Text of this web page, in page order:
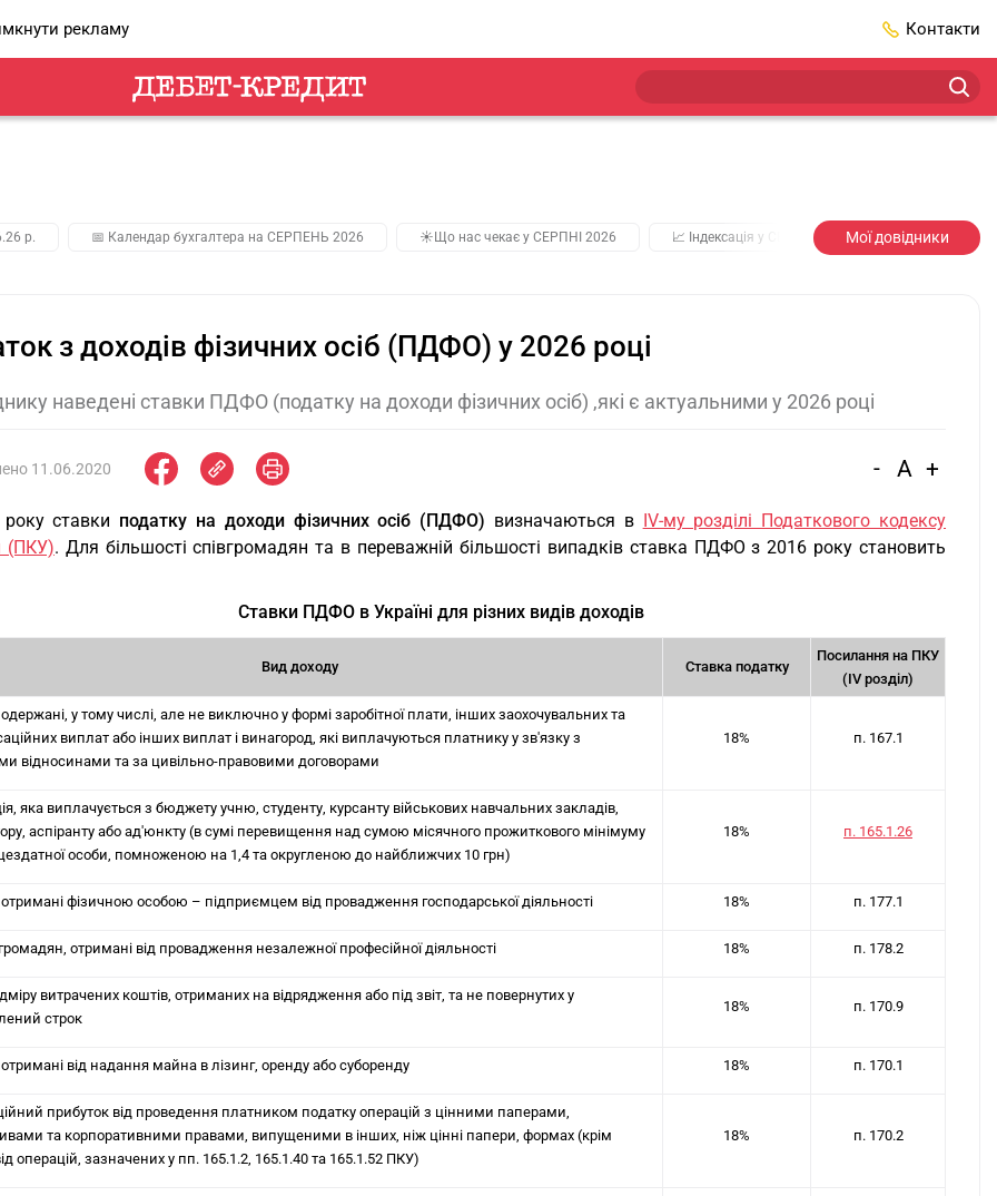
рекламу Контакти
р. 📅 Календар бухгалтера на СЕРПЕНЬ 2026 ☀️Що нас чекає у СЕРПНІ 2026 📈 Індексація у СЕРПНІ 2️⃣0️⃣2️⃣7️⃣ Усі
Мої довідники
з доходів фізичних осіб (ПДФО) у 2026 році
наведені ставки ПДФО (податку на доходи фізичних осіб) ,які є актуальними у 2026 році
11.06.2020 - A +
ставки податку на доходи фізичних осіб (ПДФО) визначаються в IV-му розділі Податкового кодексу
(ПКУ). Для більшості співгромадян та в переважній більшості випадків ставка ПДФО з 2016 року становить
Ставки ПДФО в Україні для різних видів доходів
Вид доходу Ставка податку
Посилання на ПКУ
(IV розділ)
у тому числі, але не виключно у формі заробітної плати, інших заохочувальних та
виплат або інших виплат і винагород, які виплачуються платнику у зв'язку з
відносинами та за цивільно-правовими договорами
18% п. 167.1
яка виплачується з бюджету учню, студенту, курсанту військових навчальних закладів,
аспіранту або ад'юнкту (в сумі перевищення над сумою місячного прожиткового мінімуму
особи, помноженою на 1,4 та округленою до найближчих 10 грн)
18% п. 165.1.26
фізичною особою – підприємцем від провадження господарської діяльності 18% п. 177.1
отримані від провадження незалежної професійної діяльності 18% п. 178.2
витрачених коштів, отриманих на відрядження або під звіт, та не повернутих у
строк
18% п. 170.9
від надання майна в лізинг, оренду або суборенду 18% п. 170.1
прибуток від проведення платником податку операцій з цінними паперами,
та корпоративними правами, випущеними в інших, ніж цінні папери, формах (крім
операцій, зазначених у пп. 165.1.2, 165.1.40 та 165.1.52 ПКУ)
18% п. 170.2